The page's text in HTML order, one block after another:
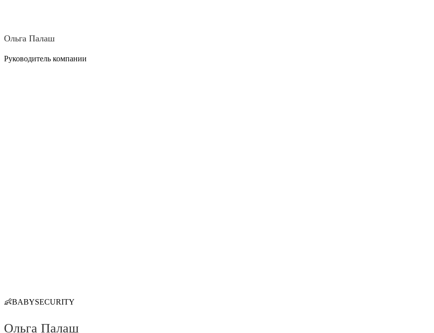
Ольга Палаш
Руководитель компании
👶BABYSECURITY
Ольга Палаш